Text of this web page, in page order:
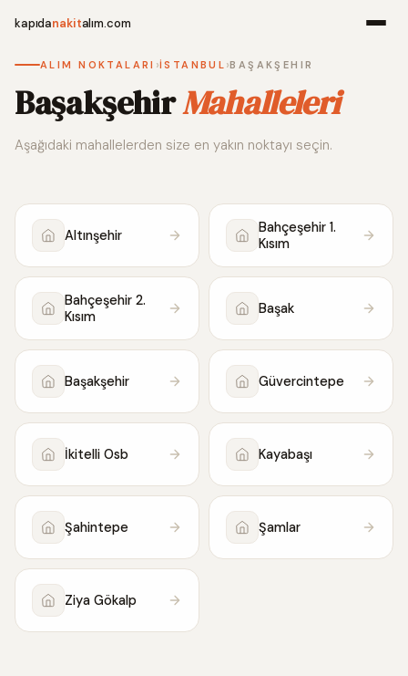
kapıdanakitalım.com
Alım
ALIM NOKTALARI ›İSTANBUL ›BAŞAKŞEHIR
BaşakşehirMahalleleri
Aşağıdaki mahallelerden size en yakın noktayı seçin.
Altınşehir
Bahçeşehir 1.
Kısım
Bahçeşehir 2.
Kısım
Başak
Başakşehir Güvercintepe
İkitelli Osb Kayabaşı
Şahintepe Şamlar
Ziya Gökalp